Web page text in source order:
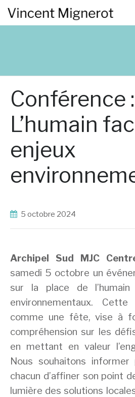
Conférence :
L’humain
enjeux
5 octobre 2024
Archipel Sud MJC
samedi 5 octobre un
sur la place de
environnementaux.
comme une fête, vise à
compréhension sur les
en mettant en valeur
Nous souhaitons
chacun d’affiner son point
lumière des solutions